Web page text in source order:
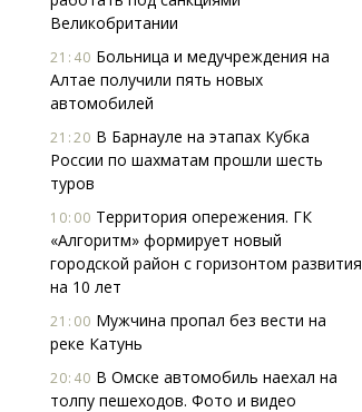
Великобритании
21:40 Больница и медучреждения на
Алтае получили пять новых
автомобилей
21:20 В Барнауле на этапах Кубка
России по шахматам прошли шесть
туров
10:00 Территория опережения. ГК
«Алгоритм» формирует новый
городской район с горизонтом развития
на 10 лет
21:00 Мужчина пропал без вести на
реке Катунь
20:40 В Омске автомобиль наехал на
толпу пешеходов. Фото и видео